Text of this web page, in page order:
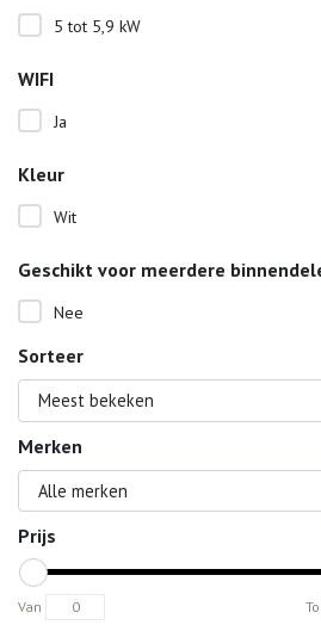
5 tot 5,9 kW
WIFI
Ja
Kleur
Wit
Geschikt voor meerdere
Nee
Sorteer
Merken
Prijs
Van To